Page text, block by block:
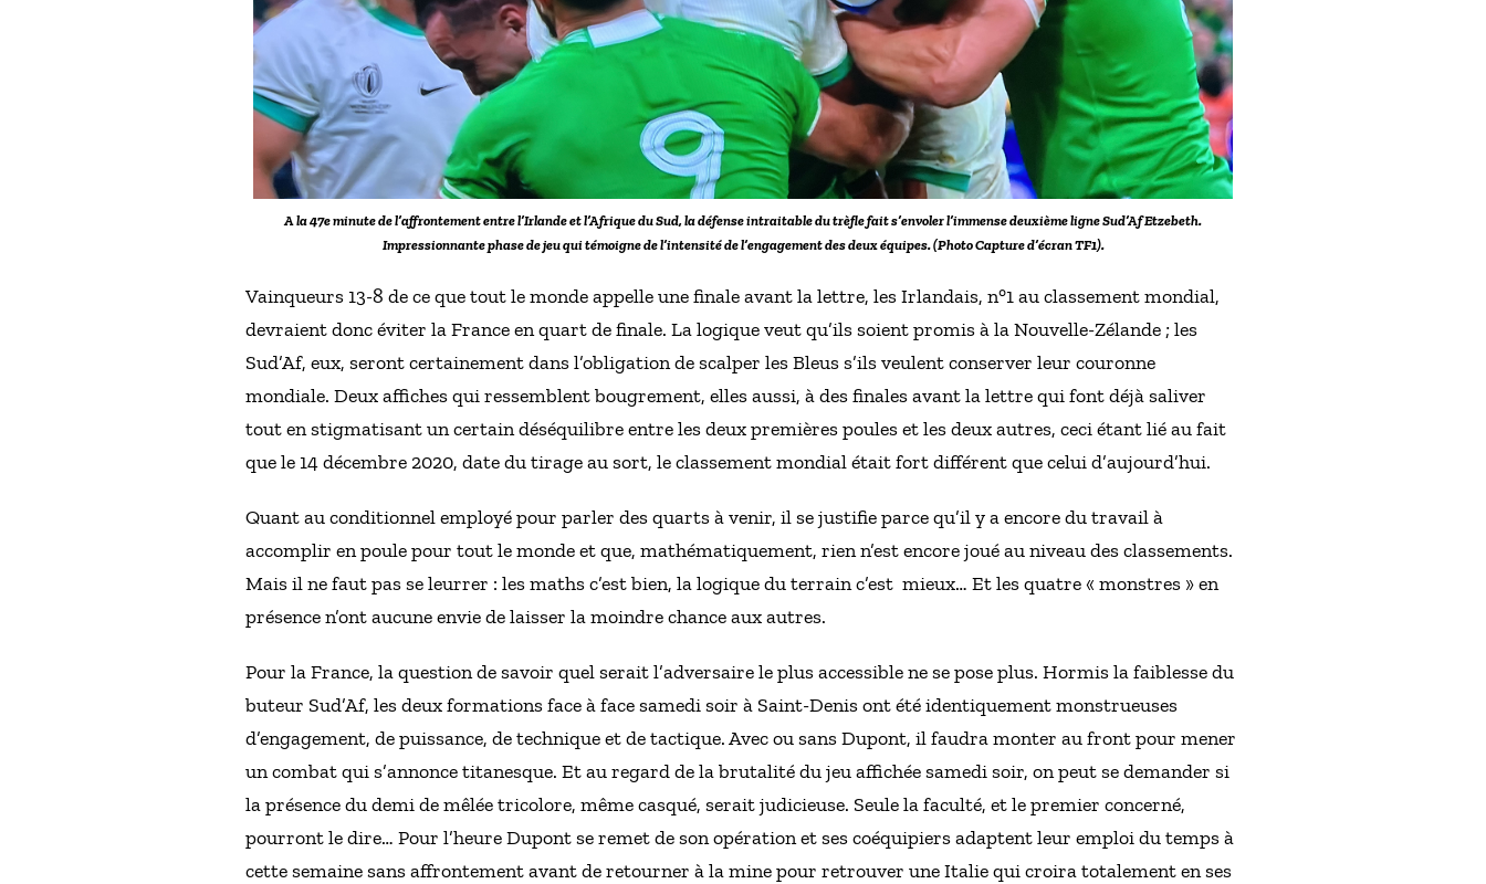
A la 47e minute de l’affrontement entre l’Irlande et l’Afrique du Sud, la défense intraitable du trèfle fait s’envoler l’immense deuxième ligne Sud’Af Etzebeth.
Impressionnante phase de jeu qui témoigne de l’intensité de l’engagement des deux équipes. (Photo Capture d’écran TF1).
Vainqueurs 13-8 de ce que tout le monde appelle une finale avant la lettre, les Irlandais, n°1 au classement mondial,
devraient donc éviter la France en quart de finale. La logique veut qu’ils soient promis à la Nouvelle-Zélande ; les
Sud’Af, eux, seront certainement dans l’obligation de scalper les Bleus s’ils veulent conserver leur couronne
mondiale. Deux affiches qui ressemblent bougrement, elles aussi, à des finales avant la lettre qui font déjà saliver
tout en stigmatisant un certain déséquilibre entre les deux premières poules et les deux autres, ceci étant lié au fait
que le 14 décembre 2020, date du tirage au sort, le classement mondial était fort différent que celui d’aujourd’hui.
Quant au conditionnel employé pour parler des quarts à venir, il se justifie parce qu’il y a encore du travail à
accomplir en poule pour tout le monde et que, mathématiquement, rien n’est encore joué au niveau des classements.
Mais il ne faut pas se leurrer : les maths c’est bien, la logique du terrain c’est mieux… Et les quatre « monstres » en
présence n’ont aucune envie de laisser la moindre chance aux autres.
Pour la France, la question de savoir quel serait l’adversaire le plus accessible ne se pose plus. Hormis la faiblesse du
buteur Sud’Af, les deux formations face à face samedi soir à Saint-Denis ont été identiquement monstrueuses
d’engagement, de puissance, de technique et de tactique. Avec ou sans Dupont, il faudra monter au front pour mener
un combat qui s’annonce titanesque. Et au regard de la brutalité du jeu affichée samedi soir, on peut se demander si
la présence du demi de mêlée tricolore, même casqué, serait judicieuse. Seule la faculté, et le premier concerné,
pourront le dire… Pour l’heure Dupont se remet de son opération et ses coéquipiers adaptent leur emploi du temps à
cette semaine sans affrontement avant de retourner à la mine pour retrouver une Italie qui croira totalement en ses